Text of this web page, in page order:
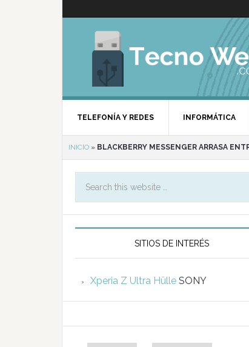
TELEFONÍA Y REDES INFORMÁTICA
INICIO » BLACKBERRY MESSENGER ARRASA
SITIOS DE INTERÉS
Xperia Z Ultra Hülle SONY